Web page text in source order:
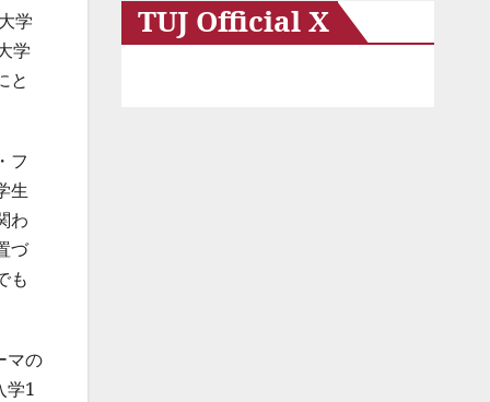
学
学
と
フ
生
わ
づ
も
マの
学1
TUJ Official X